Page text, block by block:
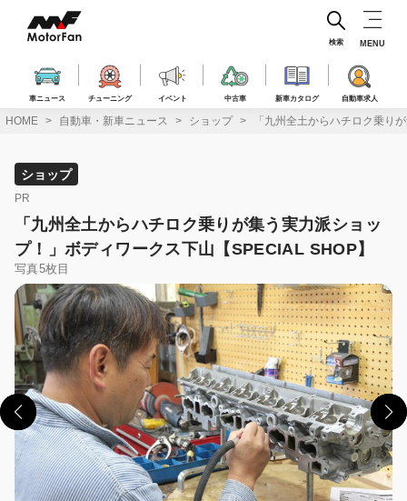
ス
車ニュース チューニング イベント 中古車 新車カタログ 自動車求人
検索 MENU
HOME 自動車・新車ニュース ショップ 「九州全土からハチロク乗り
ショップ
PR
「九州全土からハチロク乗りが集う実力派ショッ
プ！」ボディワークス下山【SPECIAL SHOP】
写真5枚目